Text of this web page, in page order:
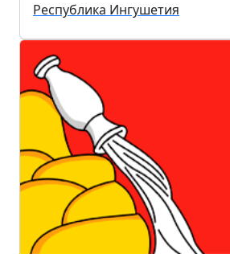
Республика Ингушетия